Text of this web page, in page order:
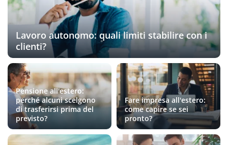
Lavoro autonomo: quali limiti stabilire con i
clienti?
Pensione all'estero:
perché alcuni scelgono
di trasferirsi prima del
previsto?
Fare impresa all'estero:
come capire se sei
pronto?